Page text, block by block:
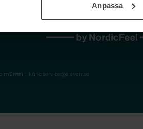
Anpassa
Email: kundservice@eleven.se